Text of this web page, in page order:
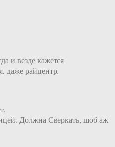
и везде кажется
даже райцентр.
Должна Сверкать, шоб аж